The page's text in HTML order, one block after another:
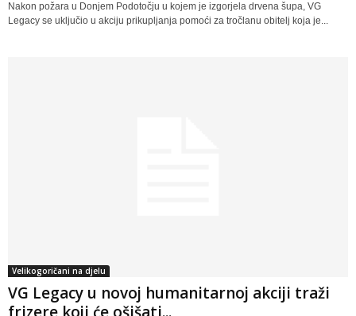
Nakon požara u Donjem Podotočju u kojem je izgorjela drvena šupa, VG
Legacy se uključio u akciju prikupljanja pomoći za tročlanu obitelj koja je...
Velikogoričani na djelu
VG Legacy u novoj humanitarnoj akciji traži